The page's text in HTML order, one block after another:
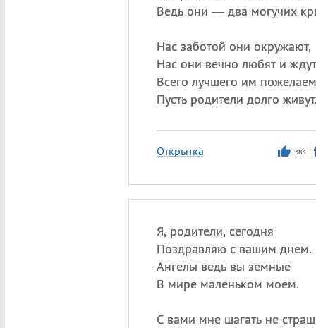
Ведь они — два могучих
Нас заботой они окружают,
Нас они вечно любят и
Всего лучшего им
Пусть родители долго
Открытка 383
Я, родители, сегодня
Поздравляю с вашим днем.
Ангелы ведь вы земные
В мире маленьком моем.
С вами мне шагать не